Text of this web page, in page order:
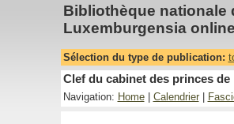
Bibliothèque nationale
Luxemburgensia online
Sélection du type de publication:
Clef du cabinet des princes de
Navigation: Home| Calendrier|